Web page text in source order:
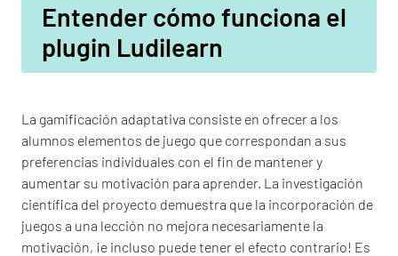
Entender cómo funciona el
plugin Ludilearn
La gamificación adaptativa consiste en ofrecer a los
alumnos elementos de juego que correspondan a sus
preferencias individuales con el fin de mantener y
aumentar su motivación para aprender. La investigación
científica del proyecto demuestra que la incorporación de
juegos a una lección no mejora necesariamente la
motivación, ¡e incluso puede tener el efecto contrario! Es